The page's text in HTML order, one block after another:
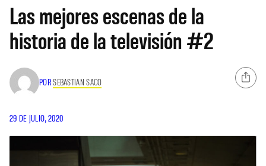
Las mejores escenas de la
historia de la televisión #2
PORSEBASTIAN SACO
29 DE JULIO, 2020